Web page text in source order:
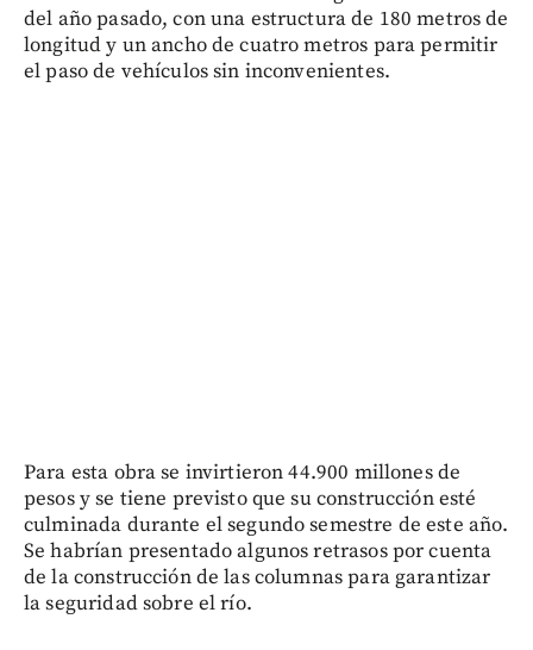
del año pasado, con una estructura de 180 metros de
longitud y un ancho de cuatro metros para permitir
el paso de vehículos sin inconvenientes.
Para esta obra se invirtieron 44.900 millones de
pesos y se tiene previsto que su construcción esté
culminada durante el segundo semestre de este año.
Se habrían presentado algunos retrasos por cuenta
de la construcción de las columnas para garantizar
la seguridad sobre el río.